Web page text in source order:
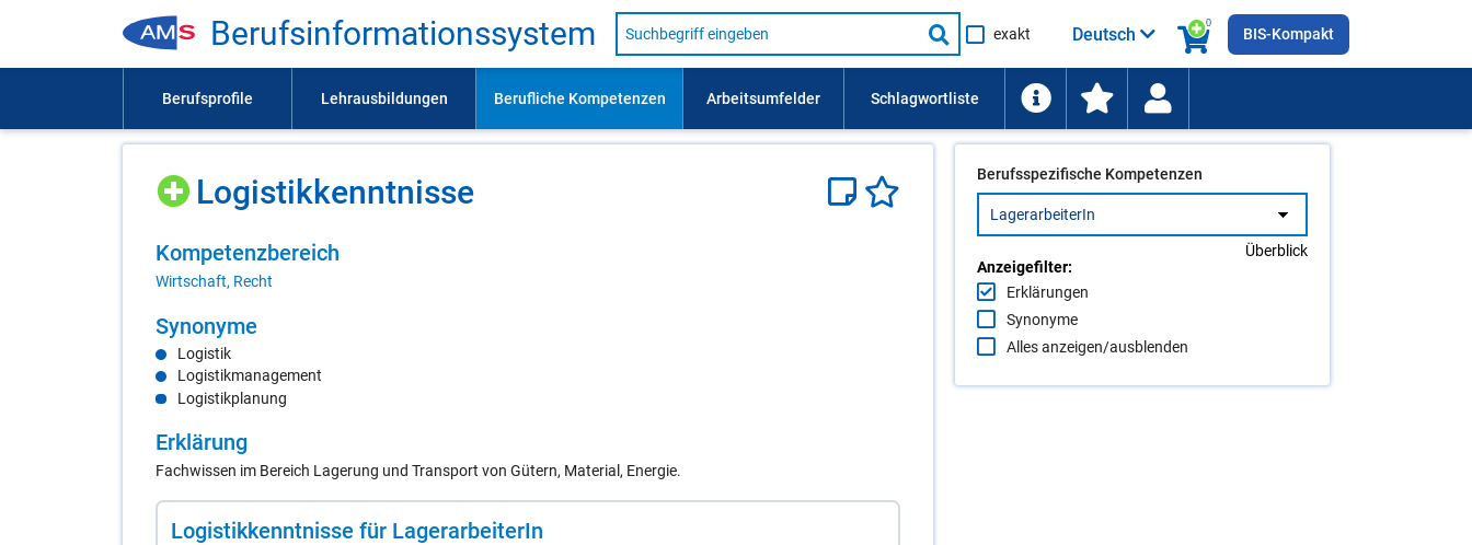
Be­rufs­in­for­ma­ti­ons­sys­tem
Suche
nach
Lehrausbildung,
usw.
Suche
starten
exakt
0
Deutsch BIS-Kompakt
Lo­gis­tik­kennt­nis­se
Kom­pe­tenz­be­reich
Wirtschaft, Recht
Syn­ony­me
Logistik
Logistikmanagement
Logistikplanung
Er­klä­rung
Fachwissen im Bereich Lagerung und Transport von Gütern, Material, Energie.
Lo­gis­tik­kennt­nis­se für La­ger­ar­bei­te­rIn
Berufsspezifische Kompetenzen
Überblick
Anzeigefilter:
Erklärungen
Synonyme
Alles anzeigen/ausblenden